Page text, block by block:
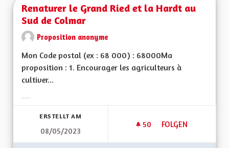
Renaturer le Grand Ried et la Hardt au
Sud de Colmar
Proposition anonyme
Mon Code postal (ex : 68 000) : 68000Ma
proposition : 1. Encourager les agriculteurs à
cultiver...
ERSTELLT AM
08/05/2023
50 50 FOLLOWER
FOLGEN
RENATURER LE